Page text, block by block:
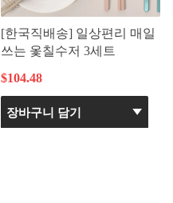
[한국직배송] 일상편리 매일
쓰는 옻칠수저 3세트
$104.48